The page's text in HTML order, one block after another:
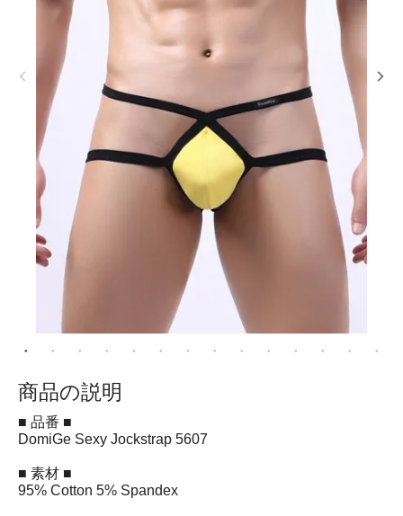
商品の説明
■ 品番 ■
DomiGe Sexy Jockstrap 5607
■ 素材 ■
95% Cotton 5% Spandex